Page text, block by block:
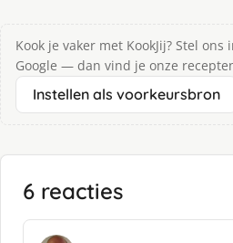
Kook je vaker met KookJij? Stel
Google — dan vind je onze
Instellen als voorkeursbron
6 reacties